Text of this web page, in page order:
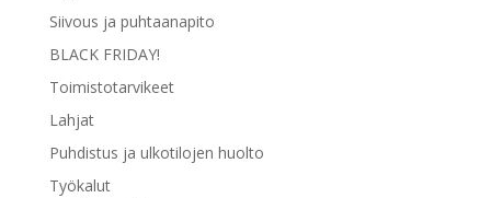
Siivous ja puhtaanapito
BLACK FRIDAY!
Toimistotarvikeet
Lahjat
Puhdistus ja ulkotilojen huolto
Työkalut